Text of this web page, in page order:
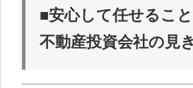
■安心して任せるこ
不動産投資会社の見